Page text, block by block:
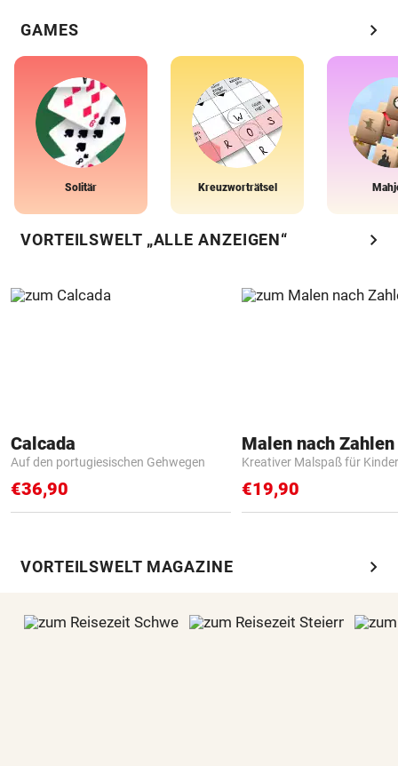
GAMES chevron_right
Solitär Kreuzworträtsel
VORTEILSWELT „ALLE ANZEIGEN“ chevron_right
Calcada
Auf den portugiesischen Gehwegen
€36,90
Kreativer Malspaß für Kinder
€19,90
VORTEILSWELT MAGAZINE chevron_right